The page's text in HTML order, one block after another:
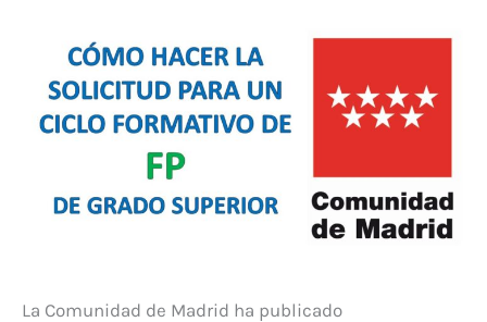
La Comunidad de Madrid ha publicado